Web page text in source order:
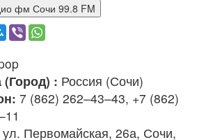
фм Сочи 99.8 FM
(Город) : Россия (Сочи)
7 (862) 262–43–43, +7 (862)
ул. Первомайская, 26а, Сочи,